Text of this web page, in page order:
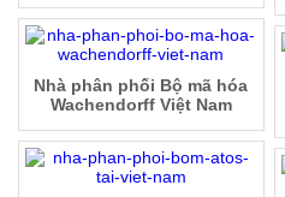
Nhà phân phối Bộ mã hóa
Wachendorff Việt Nam